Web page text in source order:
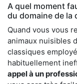
A quel moment
du domaine de la
Quand vous vous
animaux nuisibles
classiques
habituellement
appel à un